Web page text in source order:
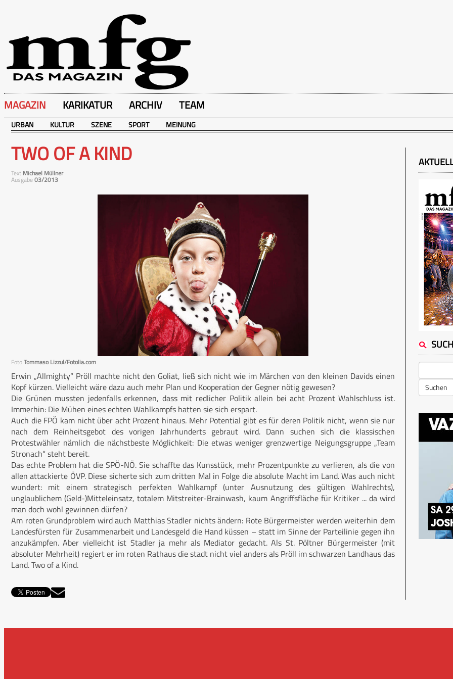
MAGAZIN KARIKATUR ARCHIV TEAM
URBAN KULTUR SZENE SPORT MEINUNG
TWO OF A KIND
Text Michael Müllner
Ausgabe03/2013
FotoTommaso Lizzul/Fotolia.com
Erwin „Allmighty“ Pröll machte nicht den Goliat, ließ sich nicht wie im Märchen von den kleinen Davids einen
Kopf kürzen. Vielleicht wäre dazu auch mehr Plan und Kooperation der Gegner nötig gewesen?
Die Grünen mussten jedenfalls erkennen, dass mit redlicher Politik allein bei acht Prozent Wahlschluss ist.
Immerhin: Die Mühen eines echten Wahlkampfs hatten sie sich erspart.
Auch die FPÖ kam nicht über acht Prozent hinaus. Mehr Potential gibt es für deren Politik nicht, wenn sie nur
nach dem Reinheitsgebot des vorigen Jahrhunderts gebraut wird. Dann suchen sich die klassischen
Protestwähler nämlich die nächstbeste Möglichkeit: Die etwas weniger grenzwertige Neigungsgruppe „Team
Stronach“ steht bereit.
Das echte Problem hat die SPÖ-NÖ. Sie schaffte das Kunsstück, mehr Prozentpunkte zu verlieren, als die von
allen attackierte ÖVP. Diese sicherte sich zum dritten Mal in Folge die absolute Macht im Land. Was auch nicht
wundert: mit einem strategisch perfekten Wahlkampf (unter Ausnutzung des gültigen Wahlrechts),
unglaublichem (Geld-)Mitteleinsatz, totalem Mitstreiter-Brainwash, kaum Angriffsfläche für Kritiker ... da wird
man doch wohl gewinnen dürfen?
Am roten Grundproblem wird auch Matthias Stadler nichts ändern: Rote Bürgermeister werden weiterhin dem
Landesfürsten für Zusammenarbeit und Landesgeld die Hand küssen – statt im Sinne der Partei­linie gegen ihn
anzukämpfen. Aber vielleicht ist Stadler ja mehr als Mediator gedacht. Als St. Pöltner Bürgermeister (mit
absoluter Mehrheit) regiert er im roten Rathaus die stadt nicht viel anders als Pröll im schwarzen Landhaus das
Land. Two of a Kind.
Suchen